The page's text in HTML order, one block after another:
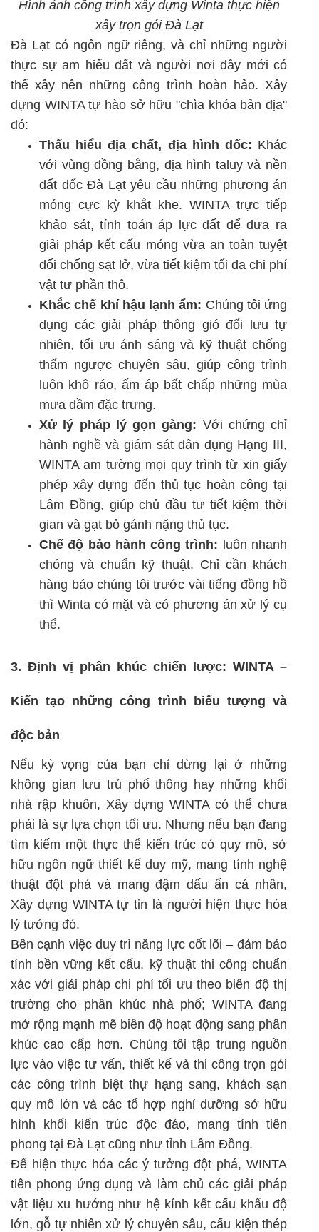
Hình ảnh công trình xây dựng Winta thực hiện
xây trọn gói Đà Lạt
Đà Lạt có ngôn ngữ riêng, và chỉ những người
thực sự am hiểu đất và người nơi đây mới có
thể xây nên những công trình hoàn hảo. Xây
dựng WINTA tự hào sở hữu "chìa khóa bản địa"
đó:
Thấu hiểu địa chất, địa hình dốc: Khác
với vùng đồng bằng, địa hình taluy và nền
đất dốc Đà Lạt yêu cầu những phương án
móng cực kỳ khắt khe. WINTA trực tiếp
khảo sát, tính toán áp lực đất để đưa ra
giải pháp kết cấu móng vừa an toàn tuyệt
đối chống sạt lở, vừa tiết kiệm tối đa chi phí
vật tư phần thô.
Khắc chế khí hậu lạnh ẩm: Chúng tôi ứng
dụng các giải pháp thông gió đối lưu tự
nhiên, tối ưu ánh sáng và kỹ thuật chống
thấm ngược chuyên sâu, giúp công trình
luôn khô ráo, ấm áp bất chấp những mùa
mưa dầm đặc trưng.
Xử lý pháp lý gọn gàng: Với chứng chỉ
hành nghề và giám sát dân dụng Hạng III,
WINTA am tường mọi quy trình từ xin giấy
phép xây dựng đến thủ tục hoàn công tại
Lâm Đồng, giúp chủ đầu tư tiết kiệm thời
gian và gạt bỏ gánh nặng thủ tục.
Chế độ bảo hành công trình: luôn nhanh
chóng và chuẩn kỹ thuật. Chỉ cần khách
hàng báo chúng tôi trước vài tiếng đồng hồ
thì Winta có mặt và có phương án xử lý cụ
thể.
3. Định vị phân khúc chiến lược: WINTA –
Kiến tạo những công trình biểu tượng và
độc bản
Nếu kỳ vọng của bạn chỉ dừng lại ở những
không gian lưu trú phổ thông hay những khối
nhà rập khuôn, Xây dựng WINTA có thể chưa
phải là sự lựa chọn tối ưu. Nhưng nếu bạn đang
tìm kiếm một thực thể kiến trúc có quy mô, sở
hữu ngôn ngữ thiết kế duy mỹ, mang tính nghệ
thuật đột phá và mang đậm dấu ấn cá nhân,
Xây dựng WINTA tự tin là người hiện thực hóa
lý tưởng đó.
Bên cạnh việc duy trì năng lực cốt lõi – đảm bảo
tính bền vững kết cấu, kỹ thuật thi công chuẩn
xác với giải pháp chi phí tối ưu theo biên độ thị
trường cho phân khúc nhà phố; WINTA đang
mở rộng mạnh mẽ biên độ hoạt động sang phân
khúc cao cấp hơn. Chúng tôi tập trung nguồn
lực vào việc tư vấn, thiết kế và thi công trọn gói
các công trình biệt thự hạng sang, khách sạn
quy mô lớn và các tổ hợp nghỉ dưỡng sở hữu
hình khối kiến trúc độc đáo, mang tính tiên
phong tại Đà Lạt cũng như tỉnh Lâm Đồng.
Để hiện thực hóa các ý tưởng đột phá, WINTA
tiên phong ứng dụng và làm chủ các giải pháp
vật liệu xu hướng như hệ kính kết cấu khẩu độ
lớn, gỗ tự nhiên xử lý chuyên sâu, cấu kiện thép